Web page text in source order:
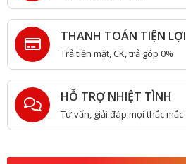
THANH TOÁN TIỆN LỢI
Trả tiền mặt, CK, trả góp 0%
HỖ TRỢ NHIỆT TÌNH
Tư vấn, giải đáp mọi thắc mắc